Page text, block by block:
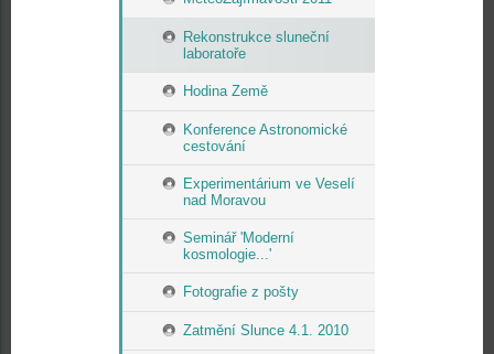
Rekonstrukce sluneční
laboratoře
Hodina Země
Konference Astronomické
cestování
Experimentárium ve Veselí
nad Moravou
Seminář 'Moderní
kosmologie...'
Fotografie z pošty
Zatmění Slunce 4.1. 2010